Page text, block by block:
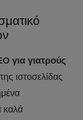
για γιατρούς
ιστοσελίδας
καλά